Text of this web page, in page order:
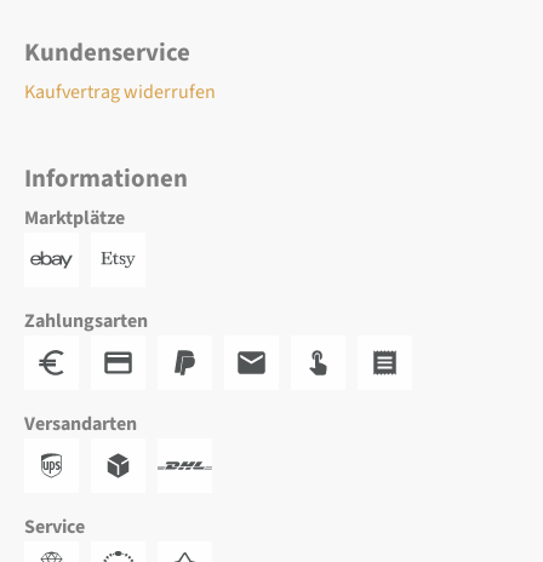
Kundenservice
Kaufvertrag widerrufen
Informationen
Marktplätze
Zahlungsarten
Versandarten
Service